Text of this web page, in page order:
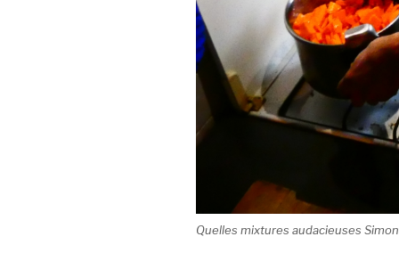
Quelles mixtures audacieuses